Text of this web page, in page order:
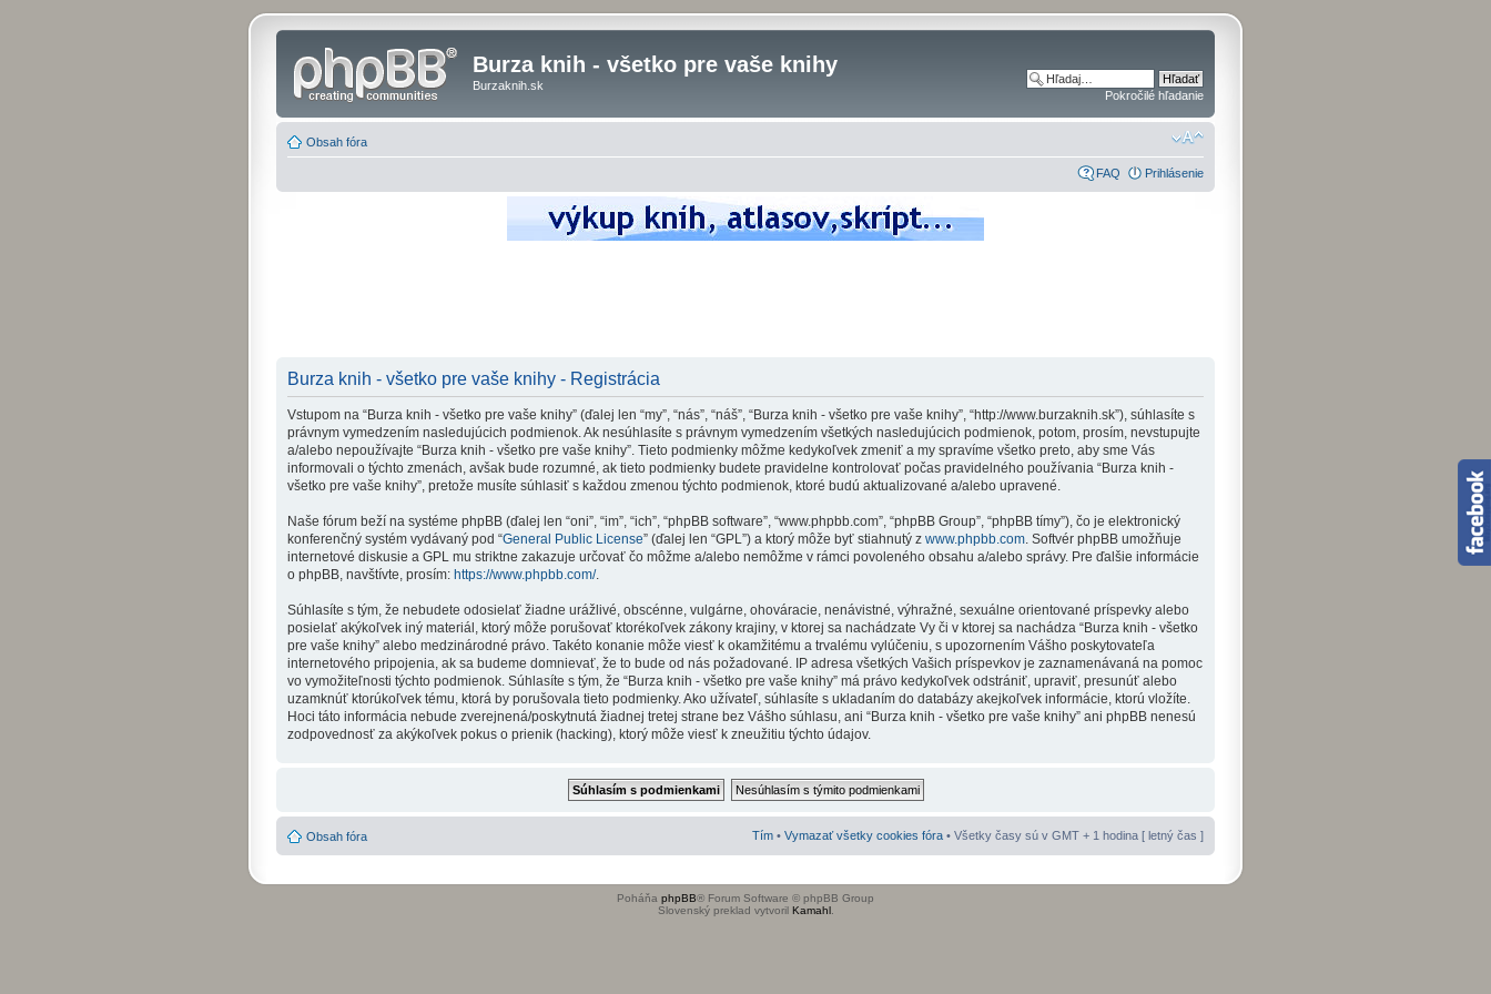
Burza knih - všetko pre vaše knihy
Burzaknih.sk
Pokročilé hľadanie
Obsah fóra
FAQ Prihlásenie
Burza knih - všetko pre vaše knihy - Registrácia
Vstupom na “Burza knih - všetko pre vaše knihy” (ďalej len “my”, “nás”, “náš”, “Burza knih - všetko pre vaše knihy”, “http://www.burzaknih.sk”), súhlasíte s
právnym vymedzením nasledujúcich podmienok. Ak nesúhlasíte s právnym vymedzením všetkých nasledujúcich podmienok, potom, prosím, nevstupujte
a/alebo nepoužívajte “Burza knih - všetko pre vaše knihy”. Tieto podmienky môžme kedykoľvek zmeniť a my spravíme všetko preto, aby sme Vás
informovali o týchto zmenách, avšak bude rozumné, ak tieto podmienky budete pravidelne kontrolovať počas pravidelného používania “Burza knih -
všetko pre vaše knihy”, pretože musíte súhlasiť s každou zmenou týchto podmienok, ktoré budú aktualizované a/alebo upravené.
Naše fórum beží na systéme phpBB (ďalej len “oni”, “im”, “ich”, “phpBB software”, “www.phpbb.com”, “phpBB Group”, “phpBB tímy”), čo je elektronický
konferenčný systém vydávaný pod “General Public License” (ďalej len “GPL”) a ktorý môže byť stiahnutý z www.phpbb.com . Softvér phpBB umožňuje
internetové diskusie a GPL mu striktne zakazuje určovať čo môžme a/alebo nemôžme v rámci povoleného obsahu a/alebo správy. Pre ďalšie informácie
o phpBB, navštívte, prosím: https://www.phpbb.com/.
Súhlasíte s tým, že nebudete odosielať žiadne urážlivé, obscénne, vulgárne, ohováracie, nenávistné, výhražné, sexuálne orientované príspevky alebo
posielať akýkoľvek iný materiál, ktorý môže porušovať ktorékoľvek zákony krajiny, v ktorej sa nachádzate Vy či v ktorej sa nachádza “Burza knih - všetko
pre vaše knihy” alebo medzinárodné právo. Takéto konanie môže viesť k okamžitému a trvalému vylúčeniu, s upozornením Vášho poskytovateľa
internetového pripojenia, ak sa budeme domnievať, že to bude od nás požadované. IP adresa všetkých Vašich príspevkov je zaznamenávaná na pomoc
vo vymožiteľnosti týchto podmienok. Súhlasíte s tým, že “Burza knih - všetko pre vaše knihy” má právo kedykoľvek odstrániť, upraviť, presunúť alebo
uzamknúť ktorúkoľvek tému, ktorá by porušovala tieto podmienky. Ako užívateľ, súhlasíte s ukladaním do databázy akejkoľvek informácie, ktorú vložíte.
Hoci táto informácia nebude zverejnená/poskytnutá žiadnej tretej strane bez Vášho súhlasu, ani “Burza knih - všetko pre vaše knihy” ani phpBB nenesú
zodpovednosť za akýkoľvek pokus o prienik (hacking), ktorý môže viesť k zneužitiu týchto údajov.
Obsah fóra Tím • Vymazať všetky cookies fóra • Všetky časy sú v GMT + 1 hodina [ letný čas ]
Poháňa phpBB® Forum Software © phpBB Group
Slovenský preklad vytvoril Kamahl.